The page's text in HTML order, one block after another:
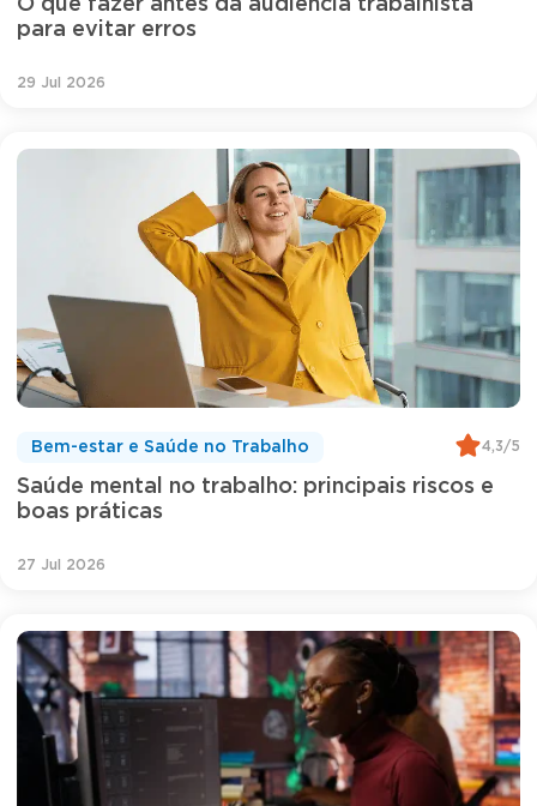
O que fazer antes da audiência trabalhista
para evitar erros
29 Jul 2026
Saúde mental no trabalho: principais riscos e
boas práticas
Bem-estar e Saúde no Trabalho 4,3/5
27 Jul 2026